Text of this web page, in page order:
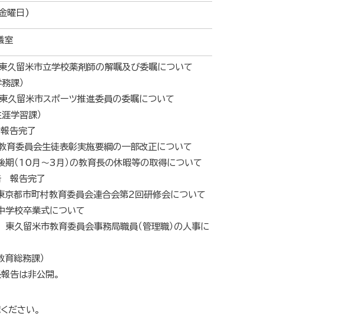
曜日)
室
留米市立学校薬剤師の解嘱及び委嘱について
課）
留米市スポーツ推進委員の委嘱について
習課）
告完了
育委員会生徒表彰実施要綱の一部改正について
（10月～3月）の教育長の休暇等の取得について
報告完了
都市町村教育委員会連合会第2回研修会について
校卒業式について
留米市教育委員会事務局職員（管理職）の人事に
総務課）
告は非公開。
ださい。